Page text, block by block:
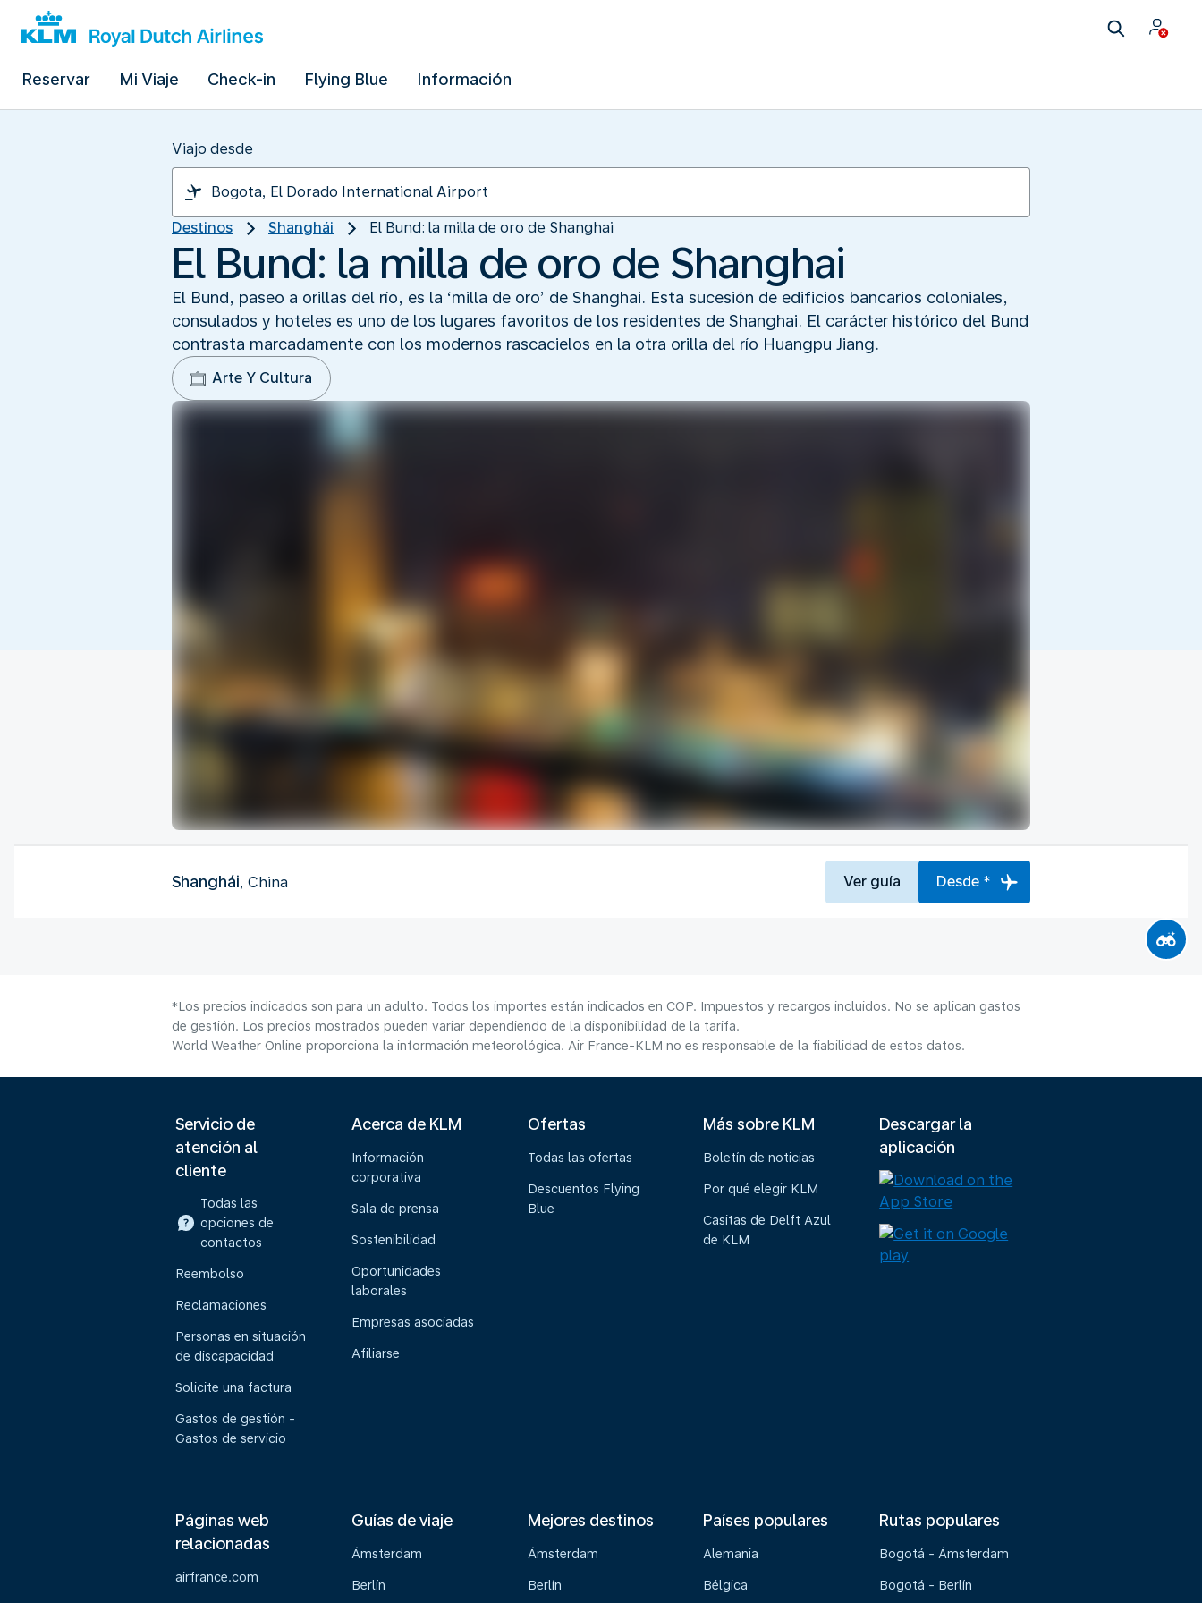
Reservar Mi Viaje Check-in Flying Blue Información
Viajo desde
Destinos Shanghái El Bund: la milla de oro de Shanghai
El Bund: la milla de oro de Shanghai
El Bund, paseo a orillas del río, es la ‘milla de oro’ de Shanghai. Esta sucesión de edificios bancarios coloniales,
consulados y hoteles es uno de los lugares favoritos de los residentes de Shanghai. El carácter histórico del Bund
contrasta marcadamente con los modernos rascacielos en la otra orilla del río Huangpu Jiang.
Arte Y Cultura
Shanghái, China Ver guía Desde *
*Los precios indicados son para un adulto. Todos los importes están indicados en COP. Impuestos y recargos incluidos. No se aplican gastos
de gestión. Los precios mostrados pueden variar dependiendo de la disponibilidad de la tarifa.
World Weather Online proporciona la información meteorológica. Air France-KLM no es responsable de la fiabilidad de estos datos.
Servicio de
atención al
cliente
Todas las
opciones de
contactos
Reembolso
Reclamaciones
Personas en situación
de discapacidad
Solicite una factura
Gastos de gestión -
Gastos de servicio
Acerca de KLM
Información
corporativa
Sala de prensa
Sostenibilidad
Oportunidades
laborales
Empresas asociadas
Afiliarse
Ofertas
Todas las ofertas
Descuentos Flying
Blue
Más sobre KLM
Boletín de noticias
Por qué elegir KLM
Casitas de Delft Azul
de KLM
Descargar la
aplicación
Páginas web
relacionadas
airfrance.com
Guías de viaje
Ámsterdam
Berlín
Mejores destinos
Ámsterdam
Berlín
Países populares
Alemania
Bélgica
Rutas populares
Bogotá - Ámsterdam
Bogotá - Berlín